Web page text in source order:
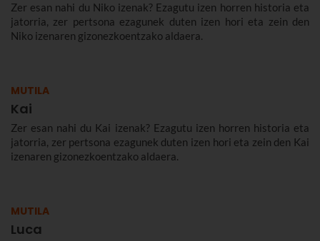
Zer esan nahi du Niko izenak? Ezagutu izen horren historia eta
jatorria, zer pertsona ezagunek duten izen hori eta zein den
Niko izenaren gizonezkoentzako aldaera.
MUTILA
Kai
Zer esan nahi du Kai izenak? Ezagutu izen horren historia eta
jatorria, zer pertsona ezagunek duten izen hori eta zein den Kai
izenaren gizonezkoentzako aldaera.
MUTILA
Luca